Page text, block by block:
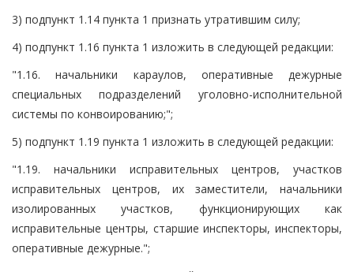
3) подпункт 1.14 пункта 1 признать утратившим силу;
4) подпункт 1.16 пункта 1 изложить в следующей редакции:
"1.16. начальники караулов, оперативные дежурные
специальных подразделений уголовно-исполнительной
системы по конвоированию;";
5) подпункт 1.19 пункта 1 изложить в следующей редакции:
"1.19. начальники исправительных центров, участков
исправительных центров, их заместители, начальники
изолированных участков, функционирующих как
исправительные центры, старшие инспекторы, инспекторы,
оперативные дежурные.";